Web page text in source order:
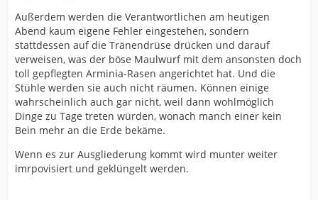
Außerdem werden die Verantwortlichen am heutigen
Abend kaum eigene Fehler eingestehen, sondern
stattdessen auf die Tränendrüse drücken und darauf
verweisen, was der böse Maulwurf mit dem ansonsten doch
toll gepflegten Arminia-Rasen angerichtet hat. Und die
Stühle werden sie auch nicht räumen. Können einige
wahrscheinlich auch gar nicht, weil dann wohlmöglich
Dinge zu Tage treten würden, wonach manch einer kein
Bein mehr an die Erde bekäme.
Wenn es zur Ausgliederung kommt wird munter weiter
imrpovisiert und geklüngelt werden.